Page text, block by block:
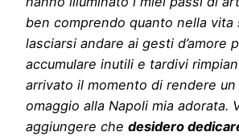
ben comprendo quanto nella vita
lasciarsi andare ai gesti d’amore
accumulare inutili e tardivi
arrivato il momento di rendere
omaggio alla Napoli mia adorata.
aggiungere che desidero